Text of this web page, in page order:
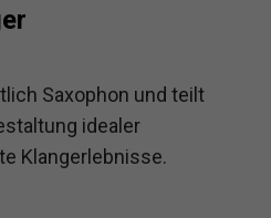
Saxophon und teilt
idealer
Klangerlebnisse.